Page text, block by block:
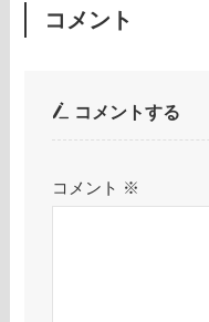
コメント
コメントする
コメント ※